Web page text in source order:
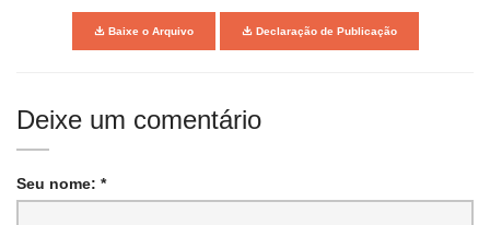
Baixe o Arquivo Declaração de Publicação
Deixe um comentário
Seu nome: *